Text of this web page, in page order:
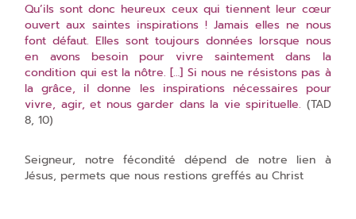
Qu’ils sont donc heureux ceux qui tiennent leur cœur
ouvert aux saintes inspirations ! Jamais elles ne nous
font défaut. Elles sont toujours données lorsque nous
en avons besoin pour vivre saintement dans la
condition qui est la nôtre. […] Si nous ne résistons pas à
la grâce, il donne les inspirations nécessaires pour
vivre, agir, et nous garder dans la vie spirituelle. (TAD
8, 10)
Seigneur, notre fécondité dépend de notre lien à
Jésus, permets que nous restions greffés au Christ